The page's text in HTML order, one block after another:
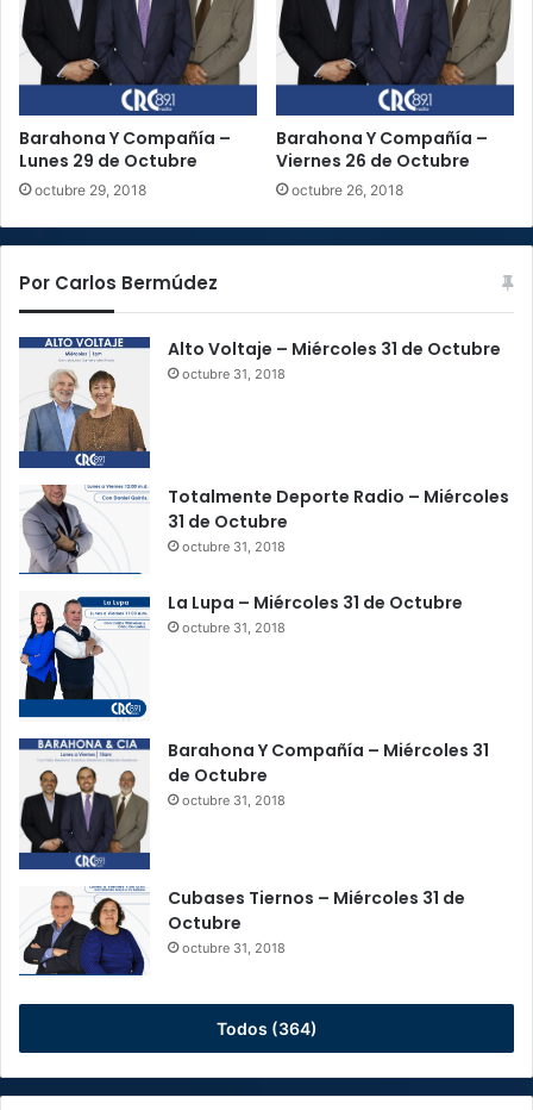
e
v
í
c
u
l
s
Barahona Y Compañía –
Lunes 29 de Octubre
octubre 29, 2018
Barahona Y Compañía –
Viernes 26 de Octubre
octubre 26, 2018
Por Carlos Bermúdez
Alto Voltaje – Miércoles 31 de Octubre
octubre 31, 2018
Totalmente Deporte Radio – Miércoles
31 de Octubre
octubre 31, 2018
La Lupa – Miércoles 31 de Octubre
octubre 31, 2018
Barahona Y Compañía – Miércoles 31
de Octubre
octubre 31, 2018
Cubases Tiernos – Miércoles 31 de
Octubre
octubre 31, 2018
Todos (364)